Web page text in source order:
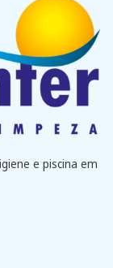
e piscina em